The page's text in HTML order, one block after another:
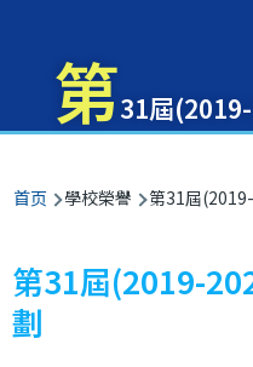
第31屆
面
包
屑
首页 學校榮譽 第31屆
第31屆(2019-
劃